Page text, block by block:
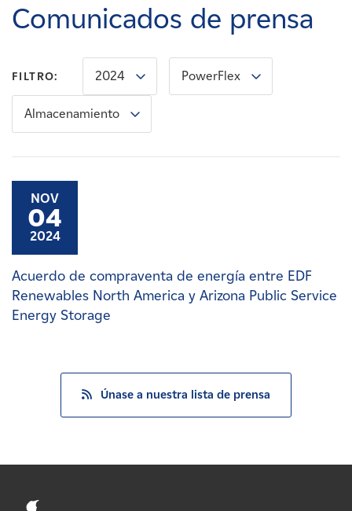
Carreras
Noticias
Contacte con
Comunicados de prensa
FILTRO: 2024 PowerFlex
Almacenamiento
NOV
04
2024
Acuerdo de compraventa de energía entre EDF
Renewables North America y Arizona Public Service
Energy Storage
Únase a nuestra lista de prensa